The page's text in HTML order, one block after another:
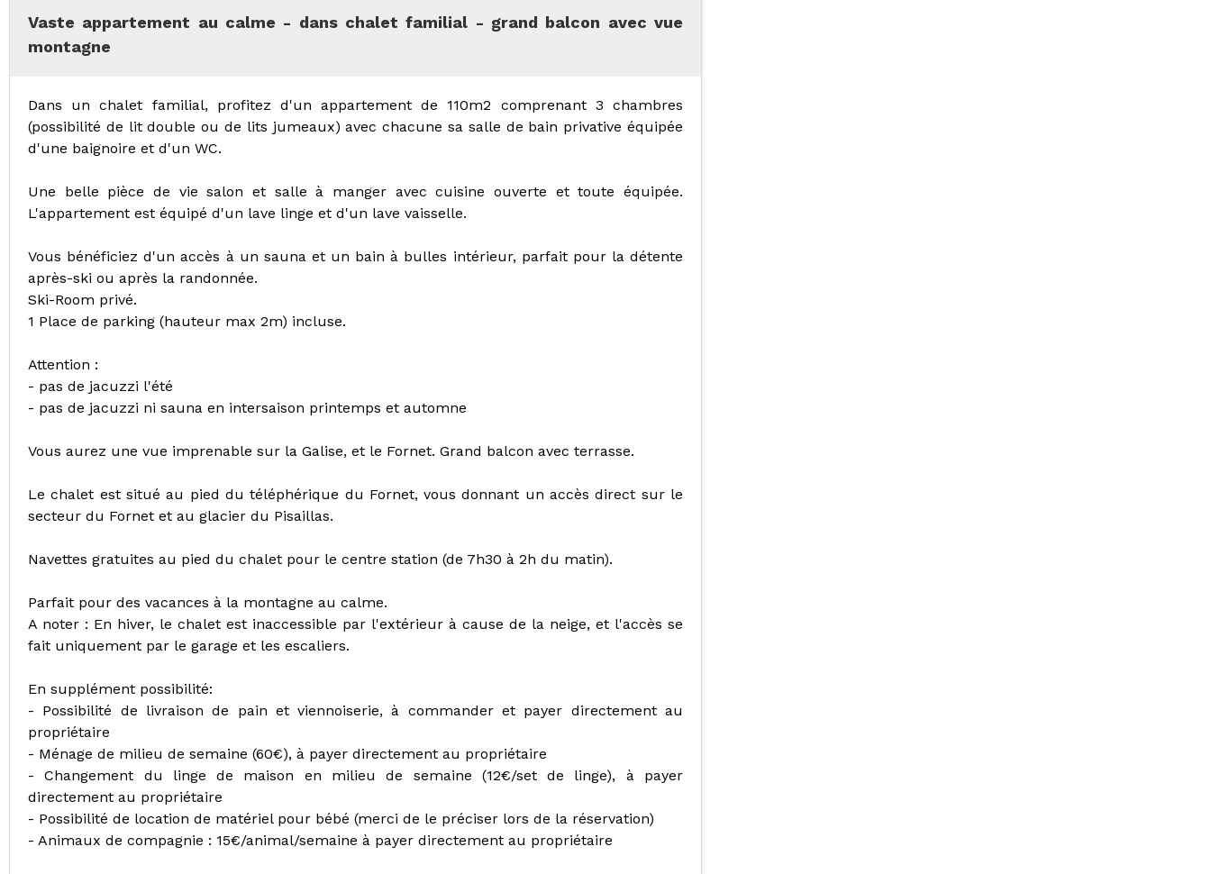
Vaste appartement au calme - dans chalet familial - grand balcon avec vue
montagne
Dans un chalet familial, profitez d'un appartement de 110m2 comprenant 3 chambres
(possibilité de lit double ou de lits jumeaux) avec chacune sa salle de bain privative équipée
d'une baignoire et d'un WC.
Une belle pièce de vie salon et salle à manger avec cuisine ouverte et toute équipée.
L'appartement est équipé d'un lave linge et d'un lave vaisselle.
Vous bénéficiez d'un accès à un sauna et un bain à bulles intérieur, parfait pour la détente
après-ski ou après la randonnée.
Ski-Room privé.
1 Place de parking (hauteur max 2m) incluse.
Attention :
- pas de jacuzzi l'été
- pas de jacuzzi ni sauna en intersaison printemps et automne
Vous aurez une vue imprenable sur la Galise, et le Fornet. Grand balcon avec terrasse.
Le chalet est situé au pied du téléphérique du Fornet, vous donnant un accès direct sur le
secteur du Fornet et au glacier du Pisaillas.
Navettes gratuites au pied du chalet pour le centre station (de 7h30 à 2h du matin).
Parfait pour des vacances à la montagne au calme.
A noter : En hiver, le chalet est inaccessible par l'extérieur à cause de la neige, et l'accès se
fait uniquement par le garage et les escaliers.
En supplément possibilité:
- Possibilité de livraison de pain et viennoiserie, à commander et payer directement au
propriétaire
- Ménage de milieu de semaine (60€), à payer directement au propriétaire
- Changement du linge de maison en milieu de semaine (12€/set de linge), à payer
directement au propriétaire
- Possibilité de location de matériel pour bébé (merci de le préciser lors de la réservation)
- Animaux de compagnie : 15€/animal/semaine à payer directement au propriétaire